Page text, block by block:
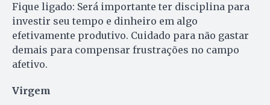
Fique ligado: Será importante ter disciplina para
investir seu tempo e dinheiro em algo
efetivamente produtivo. Cuidado para não gastar
demais para compensar frustrações no campo
afetivo.
Virgem